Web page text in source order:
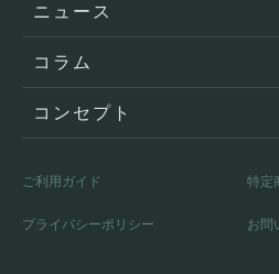
ニュース
コラム
コンセプト
ご利用ガイド 特定
プライバシーポリシー お問